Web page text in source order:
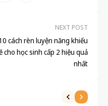
NEXT POST
cách rèn luyện năng khiếu
cho học sinh cấp 2 hiệu quả
nhất